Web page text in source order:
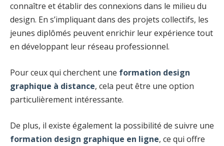
connaître et établir des connexions dans le milieu du
design. En s’impliquant dans des projets collectifs, les
jeunes diplômés peuvent enrichir leur expérience tout
en développant leur réseau professionnel.
Pour ceux qui cherchent une formation design
graphique à distance, cela peut être une option
particulièrement intéressante.
De plus, il existe également la possibilité de suivre une
formation design graphique en ligne, ce qui offre